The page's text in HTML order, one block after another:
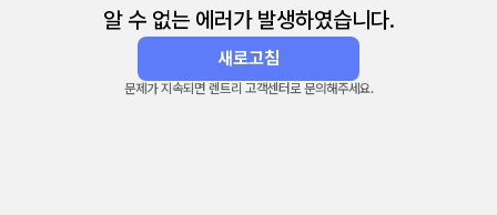
알 수 없는 에러가 발생하였습니다.
새로고침
문제가 지속되면 렌트리 고객센터로 문의해주세요.